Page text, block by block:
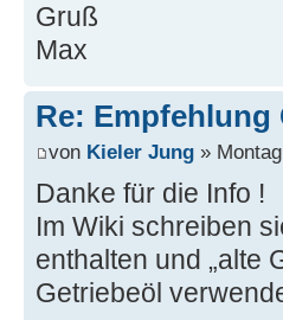
Gruß
Max
Re: Empfehlung
von Kieler Jung »
Danke für die Info !
Im Wiki schreiben
enthalten und „alte
Getriebeöl